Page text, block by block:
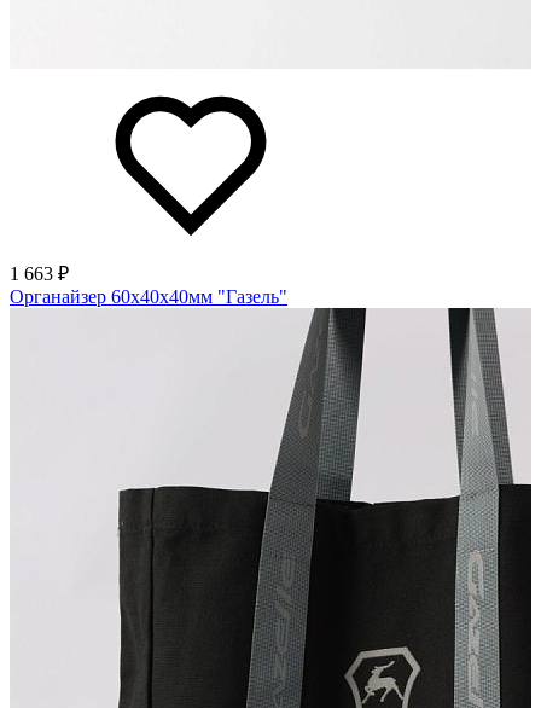
1 663 ₽
Органайзер 60х40х40мм "Газель"